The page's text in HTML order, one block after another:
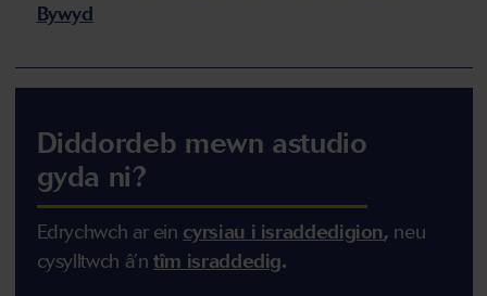
Bywyd
Diddordeb mewn astudio
gyda ni?
Edrychwch ar ein cyrsiau i israddedigion, neu
cysylltwch â’n tîm israddedig.